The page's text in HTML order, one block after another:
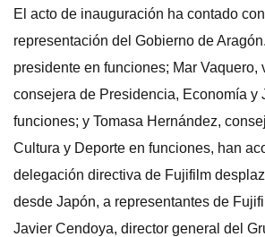
El acto de inauguración ha contado
representación del Gobierno de
presidente en funciones; Mar Vaquero,
consejera de Presidencia, Economía y
funciones; y Tomasa Hernández,
Cultura y Deporte en funciones, han
delegación directiva de Fujifilm
desde Japón, a representantes de
Javier Cendoya, director general del